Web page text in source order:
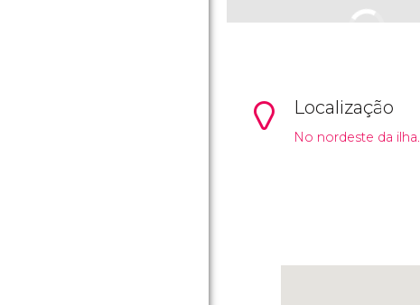
Localização
No nordeste da ilha.